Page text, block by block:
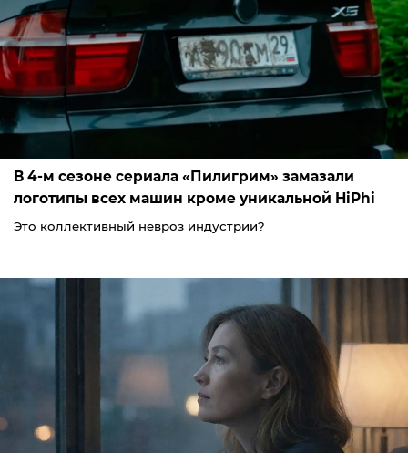
В 4-м сезоне сериала «Пилигрим» замазали
логотипы всех машин кроме уникальной HiPhi
Это коллективный невроз индустрии?